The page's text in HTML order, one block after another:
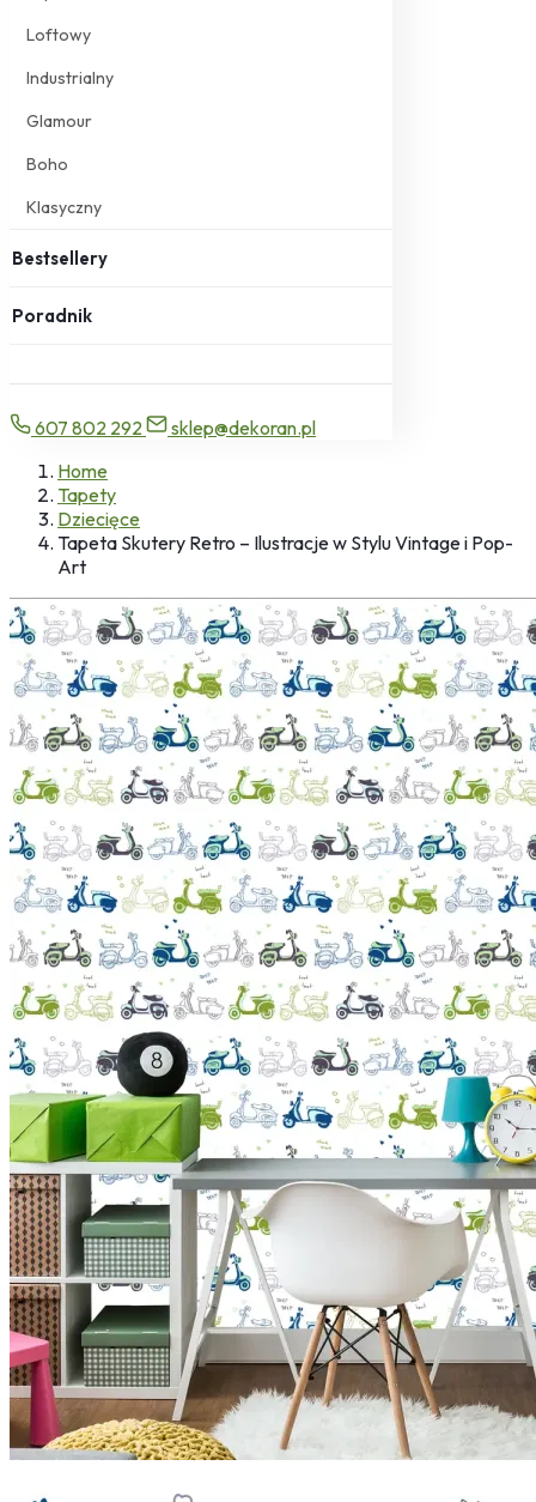
Loftowy
Industrialny
Glamour
Boho
Klasyczny
Bestsellery
Poradnik
607 802 292
sklep@dekoran.pl
Home
Tapety
Dziecięce
Tapeta Skutery Retro – Ilustracje w Stylu Vintage i Pop-
Art